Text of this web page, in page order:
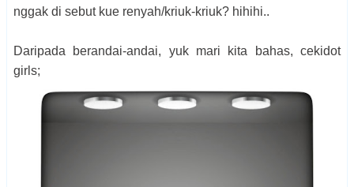
nggak di sebut kue renyah/kriuk-kriuk? hihihi..
Daripada berandai-andai, yuk mari kita bahas, cekidot
girls;